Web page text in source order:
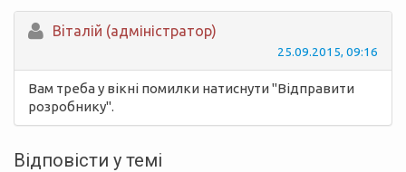
Вiталій (адміністратор)
25.09.2015, 09:16
Вам треба у вікні помилки натиснути "Відправити
розробнику".
Відповісти у темі